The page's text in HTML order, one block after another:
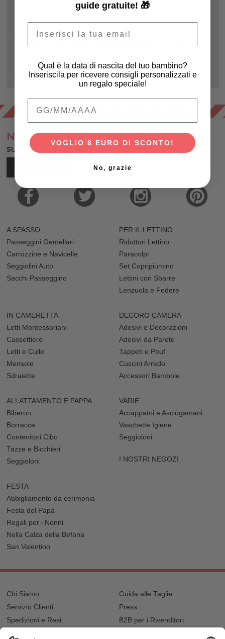
all’aria aperta. Grande attenzione è riservata anche alla
collezioni.
cappellini trucker ai modelli con visiera curva fino alle
versioni invernali, Hello Hossy® accompagna i bambini in
da abbinare ad altriaccessori per bambini, aggiungono un
tocco cool e distintivo a ogni outfit.
NEWSLETTER
SUBITO PER TE SCONTI EXTRA E REGALI!
A SPASSO
Passeggini Gemellari
Carrozzine e Navicelle
Seggiolini Auto
Sacchi Passeggino
PER IL LETTINO
Riduttori Lettino
Paracolpi
Set Copripiumino
Lettini con Sbarre
Lenzuola e Federe
IN CAMERETTA
Letti Montessoriani
Cassettiere
Letti e Culle
Mensole
Sdraiette
DECORO CAMERA
Adesivi e Decorazioni
Adesivi da Parete
Tappeti e Pouf
Cuscini Arredo
Accessori Bambole
ALLATTAMENTO E PAPPA
Biberon
Borracce
Contenitori Cibo
Tazze e Bicchieri
Seggioloni
VARIE
Accappatoi e Asciugamani
Vaschette Igiene
Seggioloni
I NOSTRI NEGOZI
FESTA
Abbigliamento da cerimonia
Festa del Papà
Regali per i Nonni
Nella Calza della Befana
San Valentino
Chi Siamo
Servizio Clienti
Spedizioni e Resi
Guida alle Taglie
Press
B2B per i Rivenditori
guide gratuite! 🎁
Qual è la data di nascita del tuo bambino?
Inseriscila per ricevere consigli personalizzati e
un regalo speciale!
VOGLIO 8 EURO DI SCONTO!
No, grazie